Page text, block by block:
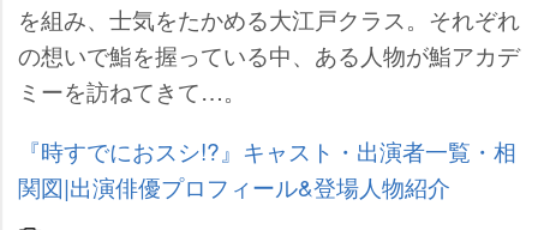
を組み、士気をたかめる大江戸クラス。それぞれ
の想いで鮨を握っている中、ある人物が鮨アカデ
ミーを訪ねてきて…。
『時すでにおスシ!?』キャスト・出演者一覧・相
関図|出演俳優プロフィール&登場人物紹介